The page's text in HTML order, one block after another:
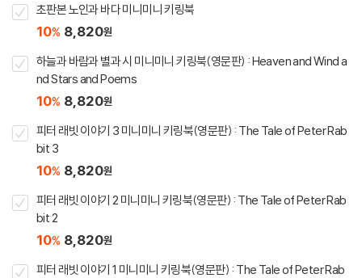
초판본 노인과 바다 미니미니 키링북
10% 8,820원
하늘과 바람과 별과 시 미니미니 키링북(영문판) : Heaven and Wind a
nd Stars and Poems
10% 8,820원
피터 래빗 이야기 3 미니미니 키링북(영문판) : The Tale of Peter Rab
bit 3
10% 8,820원
피터 래빗 이야기 2 미니미니 키링북(영문판) : The Tale of Peter Rab
bit 2
10% 8,820원
피터 래빗 이야기 1 미니미니 키링북(영문판) : The Tale of Peter Rab